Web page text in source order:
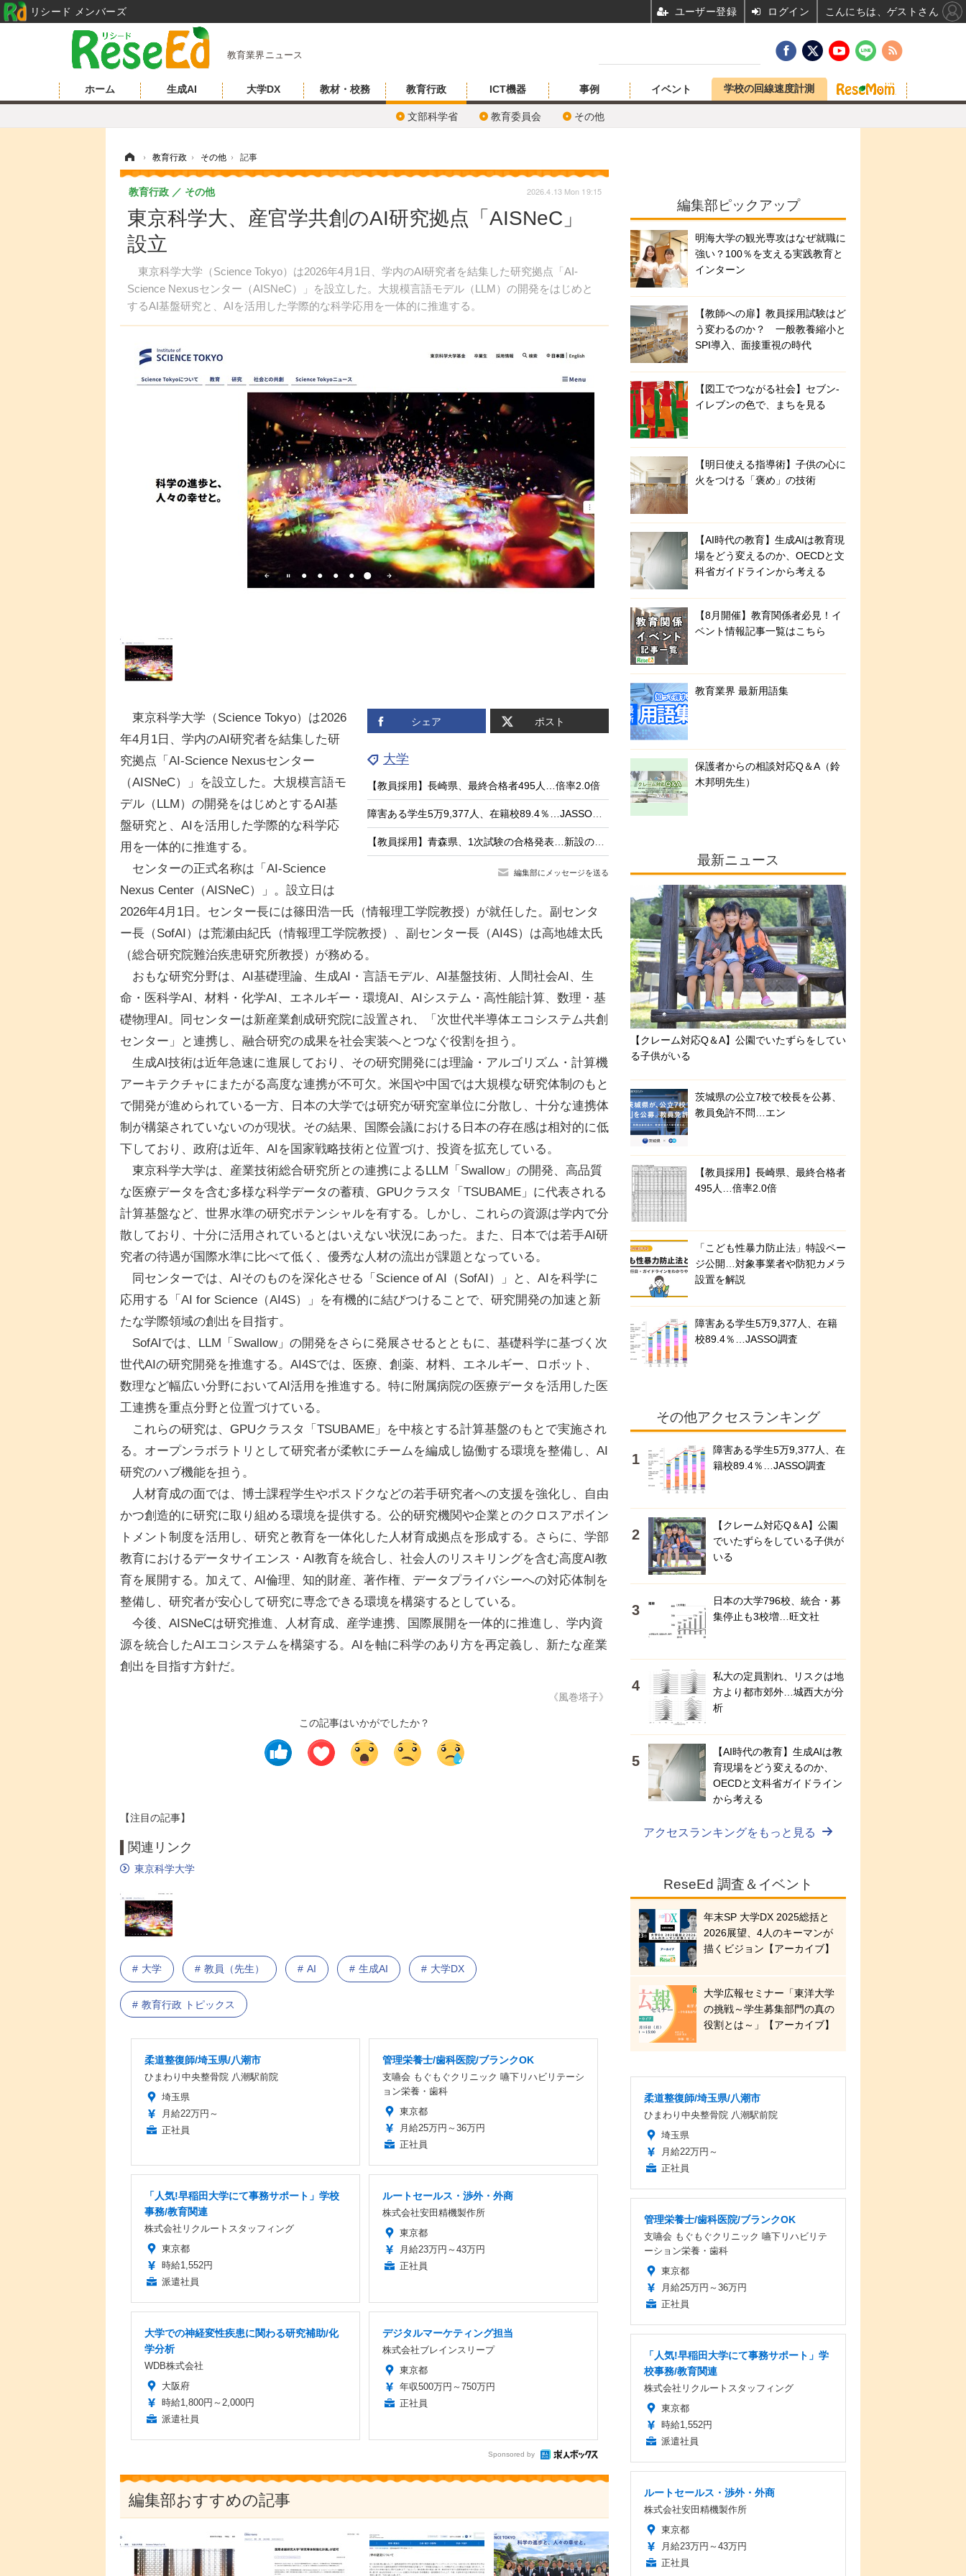
教育業界ニュース
ホーム 生成AI 大学DX 教材・校務 教育行政
文部科学省 教育委員会 その他
ICT機器 事例 イベント 学校の回線速度計測
› 教育行政 › その他 › 記事
東京科学大、産官学共創のAI研究拠点「AISNeC」
設立
東京科学大学（Science Tokyo）は2026年4月1日、学内のAI研究者を結集した研究拠点「AI-
Science Nexusセンター（AISNeC）」を設立した。大規模言語モデル（LLM）の開発をはじめと
するAI基盤研究と、AIを活用した学際的な科学応用を一体的に推進する。
教育行政 その他 2026.4.13 Mon 19:15
シェア ポスト
大学
【教員採用】長崎県、最終合格者495人…倍率2.0倍
障害ある学生5万9,377人、在籍校89.4％…JASSO調査
【教員採用】青森県、1次試験の合格発表…新設の大3生選考115人が通過
編集部にメッセージを送る
東京科学大学（Science Tokyo）は2026
年4月1日、学内のAI研究者を結集した研
究拠点「AI-Science Nexusセンター
（AISNeC）」を設立した。大規模言語モ
デル（LLM）の開発をはじめとするAI基
盤研究と、AIを活用した学際的な科学応
用を一体的に推進する。
センターの正式名称は「AI-Science
Nexus Center（AISNeC）」。設立日は
2026年4月1日。センター長には篠田浩一氏（情報理工学院教授）が就任した。副センタ
ー長（SofAI）は荒瀬由紀氏（情報理工学院教授）、副センター長（AI4S）は高地雄太氏
（総合研究院難治疾患研究所教授）が務める。
おもな研究分野は、AI基礎理論、生成AI・言語モデル、AI基盤技術、人間社会AI、生
命・医科学AI、材料・化学AI、エネルギー・環境AI、AIシステム・高性能計算、数理・基
礎物理AI。同センターは新産業創成研究院に設置され、「次世代半導体エコシステム共創
センター」と連携し、融合研究の成果を社会実装へとつなぐ役割を担う。
生成AI技術は近年急速に進展しており、その研究開発には理論・アルゴリズム・計算機
アーキテクチャにまたがる高度な連携が不可欠。米国や中国では大規模な研究体制のもと
で開発が進められている一方、日本の大学では研究が研究室単位に分散し、十分な連携体
制が構築されていないのが現状。その結果、国際会議における日本の存在感は相対的に低
下しており、政府は近年、AIを国家戦略技術と位置づけ、投資を拡充している。
東京科学大学は、産業技術総合研究所との連携によるLLM「Swallow」の開発、高品質
な医療データを含む多様な科学データの蓄積、GPUクラスタ「TSUBAME」に代表される
計算基盤など、世界水準の研究ポテンシャルを有する。しかし、これらの資源は学内で分
散しており、十分に活用されているとはいえない状況にあった。また、日本では若手AI研
究者の待遇が国際水準に比べて低く、優秀な人材の流出が課題となっている。
同センターでは、AIそのものを深化させる「Science of AI（SofAI）」と、AIを科学に
応用する「AI for Science（AI4S）」を有機的に結びつけることで、研究開発の加速と新
たな学際領域の創出を目指す。
SofAIでは、LLM「Swallow」の開発をさらに発展させるとともに、基礎科学に基づく次
世代AIの研究開発を推進する。AI4Sでは、医療、創薬、材料、エネルギー、ロボット、
数理など幅広い分野においてAI活用を推進する。特に附属病院の医療データを活用した医
工連携を重点分野と位置づけている。
これらの研究は、GPUクラスタ「TSUBAME」を中核とする計算基盤のもとで実施され
る。オープンラボラトリとして研究者が柔軟にチームを編成し協働する環境を整備し、AI
研究のハブ機能を担う。
人材育成の面では、博士課程学生やポスドクなどの若手研究者への支援を強化し、自由
かつ創造的に研究に取り組める環境を提供する。公的研究機関や企業とのクロスアポイン
トメント制度を活用し、研究と教育を一体化した人材育成拠点を形成する。さらに、学部
教育におけるデータサイエンス・AI教育を統合し、社会人のリスキリングを含む高度AI教
育を展開する。加えて、AI倫理、知的財産、著作権、データプライバシーへの対応体制を
整備し、研究者が安心して研究に専念できる環境を構築するとしている。
今後、AISNeCは研究推進、人材育成、産学連携、国際展開を一体的に推進し、学内資
源を統合したAIエコシステムを構築する。AIを軸に科学のあり方を再定義し、新たな産業
創出を目指す方針だ。
《風巻塔子》
この記事はいかがでしたか？
【注目の記事】
関連リンク
東京科学大学
大学 教員（先生） AI 生成AI 大学DX
教育行政 トピックス
柔道整復師/埼玉県/八潮市
ひまわり中央整骨院 八潮駅前院
埼玉県
月給22万円～
正社員
管理栄養士/歯科医院/ブランクOK
支嚥会 もぐもぐクリニック 嚥下リハビリテーシ
ョン栄養・歯科
東京都
月給25万円～36万円
正社員
「人気!早稲田大学にて事務サポート」学校
事務/教育関連
株式会社リクルートスタッフィング
東京都
時給1,552円
派遣社員
ルートセールス・渉外・外商
株式会社安田精機製作所
東京都
月給23万円～43万円
正社員
大学での神経変性疾患に関わる研究補助/化
学分析
WDB株式会社
大阪府
時給1,800円～2,000円
派遣社員
デジタルマーケティング担当
株式会社ブレインスリープ
東京都
年収500万円～750万円
正社員
Sponsored by
編集部おすすめの記事
編集部ピックアップ
明海大学の観光専攻はなぜ就職に
強い？100％を支える実践教育と
インターン
【教師への扉】教員採用試験はど
う変わるのか？ 一般教養縮小と
SPI導入、面接重視の時代
【図工でつながる社会】セブン‐
イレブンの色で、まちを見る
【明日使える指導術】子供の心に
火をつける「褒め」の技術
【AI時代の教育】生成AIは教育現
場をどう変えるのか、OECDと文
科省ガイドラインから考える
【8月開催】教育関係者必見！イ
ベント情報記事一覧はこちら
教育業界 最新用語集
保護者からの相談対応Q＆A（鈴
木邦明先生）
最新ニュース
【クレーム対応Q＆A】公園でいたずらをしてい
る子供がいる
茨城県の公立7校で校長を公募、
教員免許不問…エン
【教員採用】長崎県、最終合格者
495人…倍率2.0倍
「こども性暴力防止法」特設ペー
ジ公開…対象事業者や防犯カメラ
設置を解説
障害ある学生5万9,377人、在籍
校89.4％…JASSO調査
その他アクセスランキング
障害ある学生5万9,377人、在
籍校89.4％…JASSO調査
【クレーム対応Q＆A】公園
でいたずらをしている子供が
いる
日本の大学796校、統合・募
集停止も3校増…旺文社
私大の定員割れ、リスクは地
方より都市郊外…城西大が分
析
【AI時代の教育】生成AIは教
育現場をどう変えるのか、
OECDと文科省ガイドライン
から考える
アクセスランキングをもっと見る
ReseEd 調査＆イベント
年末SP 大学DX 2025総括と
2026展望、4人のキーマンが
描くビジョン【アーカイブ】
大学広報セミナー「東洋大学
の挑戦～学生募集部門の真の
役割とは～」【アーカイブ】
柔道整復師/埼玉県/八潮市
ひまわり中央整骨院 八潮駅前院
埼玉県
月給22万円～
正社員
管理栄養士/歯科医院/ブランクOK
支嚥会 もぐもぐクリニック 嚥下リハビリテ
ーション栄養・歯科
東京都
月給25万円～36万円
正社員
「人気!早稲田大学にて事務サポート」学
校事務/教育関連
株式会社リクルートスタッフィング
東京都
時給1,552円
派遣社員
ルートセールス・渉外・外商
株式会社安田精機製作所
東京都
月給23万円～43万円
正社員
リシード メンバーズ ユーザー登録 ログイン こんにちは、ゲストさん